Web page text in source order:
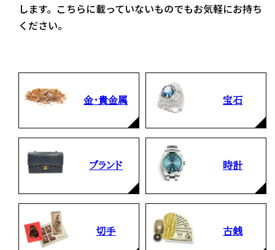
します。こちらに載っていないものでもお気軽にお持ち
ください。
金・貴金属 宝石
ブランド 時計
切手 古銭